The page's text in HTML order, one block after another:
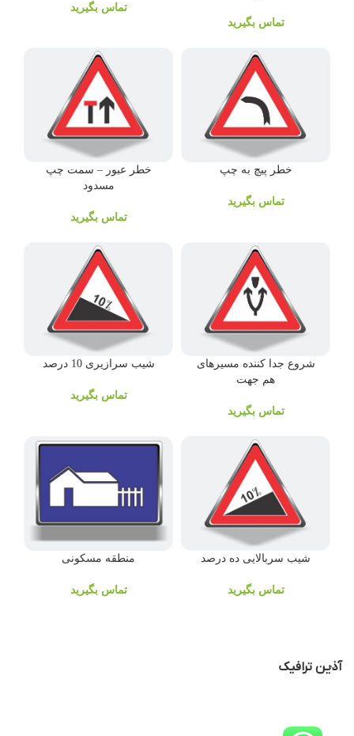
تماس بگیرید
تماس بگیرید
خطر پیچ به چپ
تماس بگیرید
خطر عبور – سمت چپ
مسدود
تماس بگیرید
شروع جدا کننده مسیرهای
هم جهت
تماس بگیرید
شیب سرازیری 10 درصد
تماس بگیرید
شیب سربالایی ده درصد
تماس بگیرید
منطقه مسکونی
تماس بگیرید
آذین ترافیک